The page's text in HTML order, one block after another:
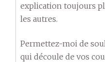
explication toujours
les autres.
Permettez-moi de
qui découle de vos